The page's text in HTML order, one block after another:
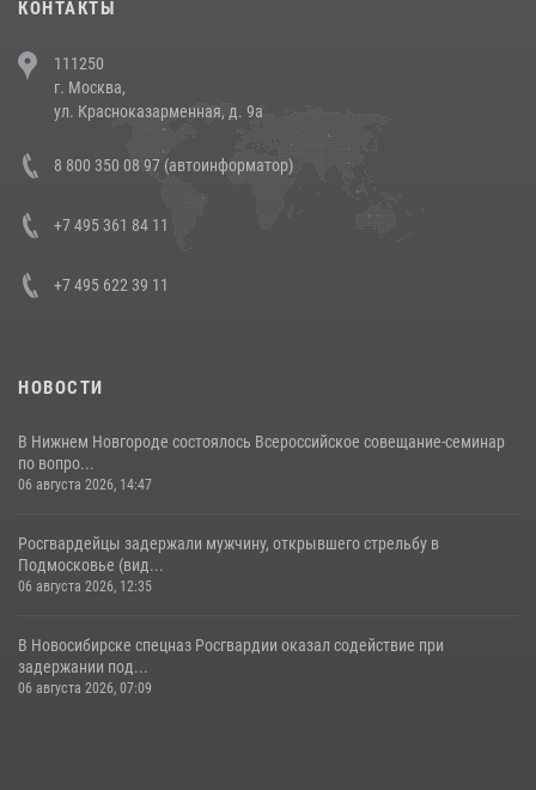
напавших на бригаду скорой помощи (видео)
14 июля 2026, 12:20
В Росгвардии прошла военно-научная конференция по обобщению
боевого опыта
КОНТАКТЫ
111250
г. Москва,
ул. Красноказарменная, д. 9а
8 800 350 08 97 (автоинформатор)
+7 495 361 84 11
+7 495 622 39 11
НОВОСТИ
В Нижнем Новгороде состоялось Всероссийское совещание-семинар
по вопро...
06 августа 2026, 14:47
Росгвардейцы задержали мужчину, открывшего стрельбу в
Подмосковье (вид...
06 августа 2026, 12:35
В Новосибирске спецназ Росгвардии оказал содействие при
задержании под...
06 августа 2026, 07:09